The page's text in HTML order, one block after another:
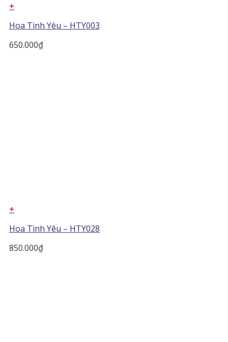
+
Hoa Tình Yêu – HTY003
650.000₫
+
Hoa Tình Yêu – HTY028
850.000₫